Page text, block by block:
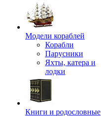
Модели кораблей
Корабли
Парусники
Яхты, катера и
лодки
Книги и родословные